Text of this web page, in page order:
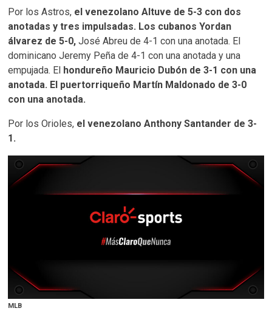
Por los Astros, el venezolano Altuve de 5-3 con dos
anotadas y tres impulsadas. Los cubanos Yordan
álvarez de 5-0, José Abreu de 4-1 con una anotada. El
dominicano Jeremy Peña de 4-1 con una anotada y una
empujada. El hondureño Mauricio Dubón de 3-1 con una
anotada. El puertorriqueño Martín Maldonado de 3-0
con una anotada.
Por los Orioles, el venezolano Anthony Santander de 3-
1.
MLB